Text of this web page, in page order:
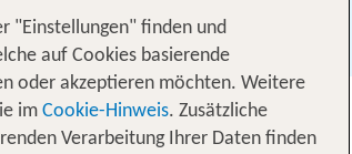
Urlaubshighlight
"Einstellungen" finden und
auf Cookies basierende
oder akzeptieren möchten. Weitere
im Cookie-Hinweis. Zusätzliche
Verarbeitung Ihrer Daten finden